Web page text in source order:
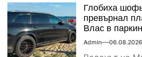
Глобиха
превърнал
Влас в
Admin 06.08.2026